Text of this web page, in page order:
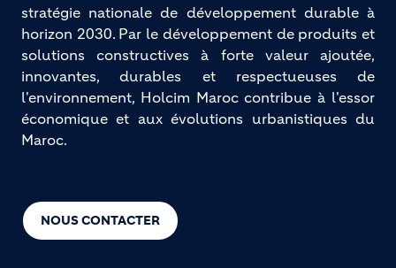
NOUS CONTACTER
stratégie nationale de développement durable à
horizon 2030. Par le développement de produits et
solutions constructives à forte valeur ajoutée,
innovantes, durables et respectueuses de
l'environnement, Holcim Maroc contribue à l'essor
économique et aux évolutions urbanistiques du
Maroc.